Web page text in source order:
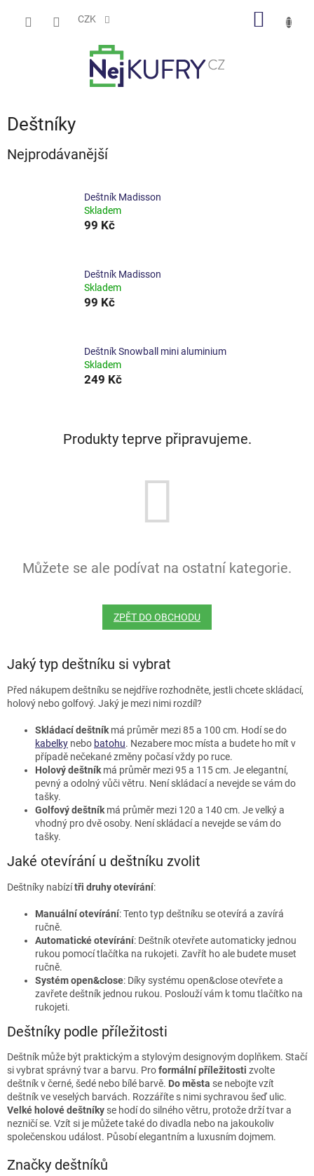
CZK
Deštníky
Nejprodávanější
Deštník Madisson
Skladem
99 Kč
Deštník Madisson
Skladem
99 Kč
Deštník Snowball mini aluminium
Skladem
249 Kč
Produkty teprve připravujeme.
Můžete se ale podívat na ostatní kategorie.
ZPĚT DO OBCHODU
Jaký typ deštníku si vybrat
Před nákupem deštníku se nejdříve rozhodněte, jestli chcete skládací,
holový nebo golfový. Jaký je mezi nimi rozdíl?
Skládací deštník má průměr mezi 85 a 100 cm. Hodí se do
kabelky nebo batohu. Nezabere moc místa a budete ho mít v
případě nečekané změny počasí vždy po ruce.
Holový deštník má průměr mezi 95 a 115 cm. Je elegantní,
pevný a odolný vůči větru. Není skládací a nevejde se vám do
tašky.
Golfový deštník má průměr mezi 120 a 140 cm. Je velký a
vhodný pro dvě osoby. Není skládací a nevejde se vám do
tašky.
Jaké otevírání u deštníku zvolit
Deštníky nabízítři druhy otevírání:
Manuální otevírání: Tento typ deštníku se otevírá a zavírá
ručně.
Automatické otevírání: Deštník otevřete automaticky jednou
rukou pomocí tlačítka na rukojeti. Zavřít ho ale budete muset
ručně.
Systém open&close: Díky systému open&close otevřete a
zavřete deštník jednou rukou. Poslouží vám k tomu tlačítko na
rukojeti.
Deštníky podle příležitosti
Deštník může být praktickým a stylovým designovým doplňkem. Stačí
si vybrat správný tvar a barvu. Proformální příležitosti zvolte
deštník v černé, šedé nebo bílé barvě. Do města se nebojte vzít
deštník ve veselých barvách. Rozzáříte s nimi sychravou šeď ulic.
Velké holové deštníky se hodí do silného větru, protože drží tvar a
nezničí se. Vzít si je můžete také do divadla nebo na jakoukoliv
společenskou událost. Působí elegantním a luxusním dojmem.
Značky deštníků